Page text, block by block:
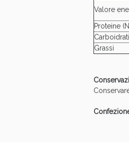
Valore
Proteine
Carboidrati
Grassi